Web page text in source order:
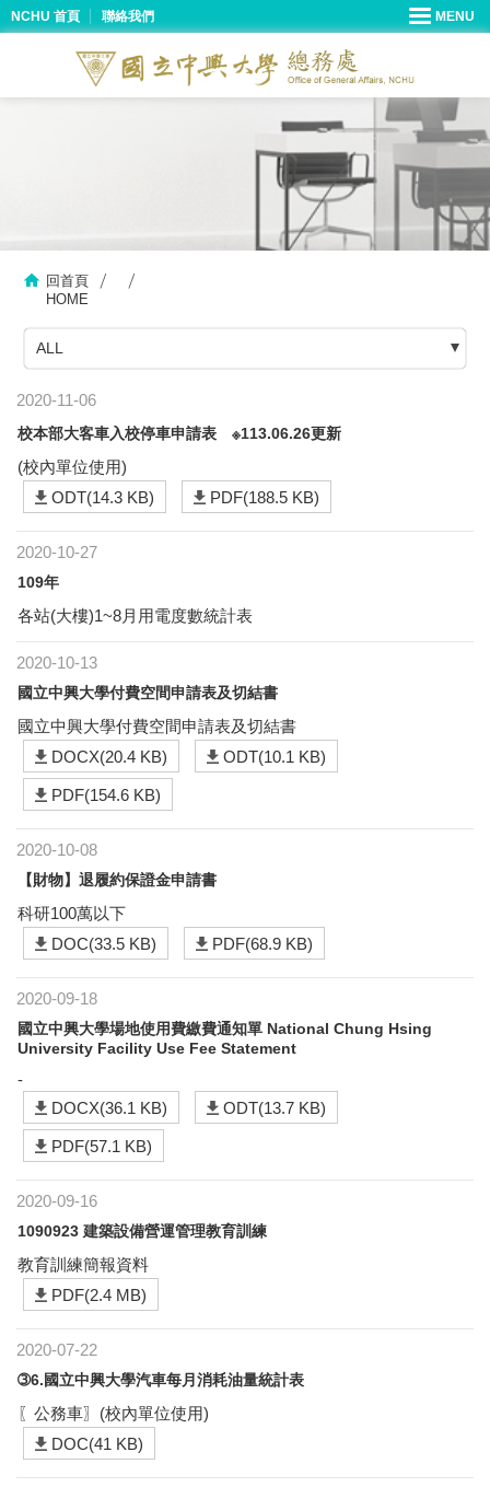
NCHU 首頁 聯絡我們
回首頁
HOME
ALL
2020-11-06
校本部大客車入校停車申請表 ※113.06.26更新
(校內單位使用)
ODT(14.3 KB)
PDF(188.5 KB)
2020-10-27
109年
各站(大樓)1~8月用電度數統計表
2020-10-13
國立中興大學付費空間申請表及切結書
國立中興大學付費空間申請表及切結書
DOCX(20.4 KB)
ODT(10.1 KB)
PDF(154.6 KB)
2020-10-08
【財物】退履約保證金申請書
科研100萬以下
DOC(33.5 KB)
PDF(68.9 KB)
2020-09-18
國立中興大學場地使用費繳費通知單 National Chung Hsing
University Facility Use Fee Statement
-
DOCX(36.1 KB)
ODT(13.7 KB)
PDF(57.1 KB)
2020-09-16
1090923 建築設備營運管理教育訓練
教育訓練簡報資料
PDF(2.4 MB)
2020-07-22
➂6.國立中興大學汽車每月消耗油量統計表
〖公務車〗(校內單位使用)
DOC(41 KB)